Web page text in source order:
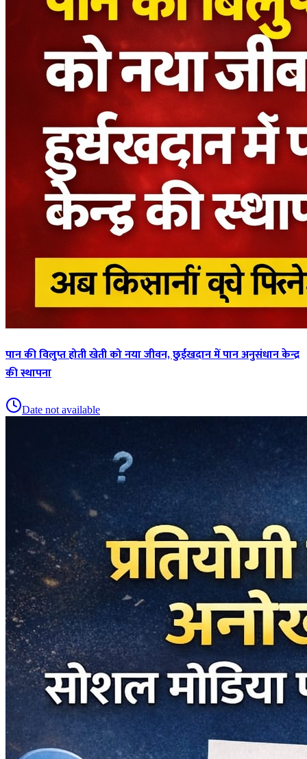
पान की विलुप्त होती खेती को नया जीवन, छुईखदान में पान अनुसंधान केन्द्र
की स्थापना
Date not available